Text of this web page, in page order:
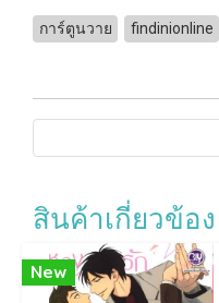
การ์ตูนวาย findinionline
สินค้าเกี่ยวข้อง
New